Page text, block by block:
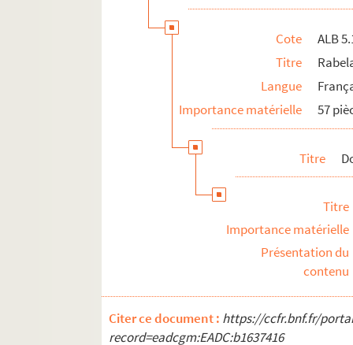
Cote
ALB
Titre
Langue
Importance matérielle
57
Titre
Titre
Importance matérielle
Présentation du
contenu
Citer ce document : https://ccfr.bnf.fr/
record=eadcgm:EADC:b1637416